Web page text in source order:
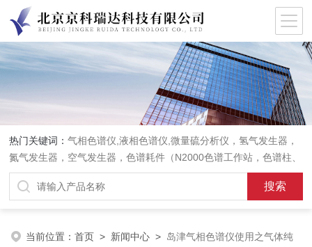
热门关键词：气相色谱仪,液相色谱仪,微量硫分析仪，氢气发生器，
氮气发生器，空气发生器，色谱耗件（N2000色谱工作站，色谱柱、
阀件、进样器、色谱担体），顶空进样器，热解析仪，紫外分光光度
计，原子吸收分光光度计，傅立叶红外光谱仪，分析天平等常规实验
当前位置：首页 > 新闻中心 > 岛津气相色谱仪使用之气体纯